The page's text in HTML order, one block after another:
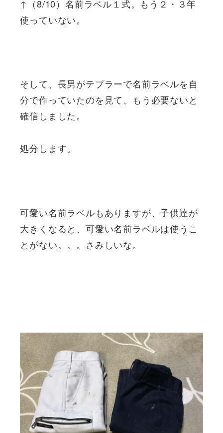
↑（8/10）名前ラベル１式。もう２・３年
使っていない。
そして、長男がテプラーで名前ラベルを自
分で作っていたのを見て、もう必要ないと
確信しました。
処分します。
可愛い名前ラベルもありますが、子供達が
大きくなると、可愛い名前ラベルは使うこ
とがない。。。さみしいな。